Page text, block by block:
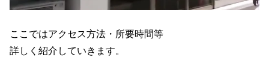
ここではアクセス方法・所要時間等
詳しく紹介していきます。